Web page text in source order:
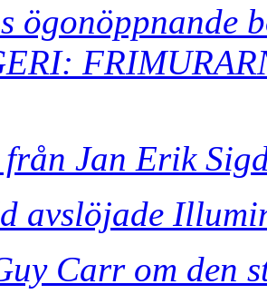
ögonöppnande
från Jan Erik
avslöjade
Carr om den